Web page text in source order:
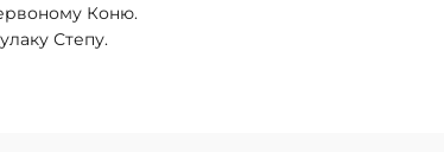
Коню.
Степу.